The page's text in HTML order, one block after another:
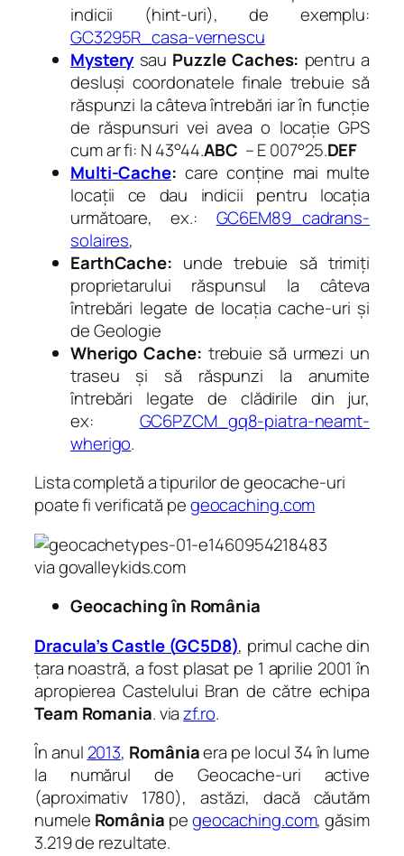
indicii (hint-uri), de exemplu:
GC3295R_casa-vernescu
Mystery sau Puzzle Caches: pentru a
desluși coordonatele finale trebuie să
răspunzi la câteva întrebări iar în funcție
de răspunsuri vei avea o locație GPS
cum ar fi: N 43°44.ABC – E 007°25.DEF
Multi-Cache: care conține mai multe
locații ce dau indicii pentru locația
următoare, ex.: GC6EM89_cadrans-
solaires,
EarthCache: unde trebuie să trimiți
proprietarului răspunsul la câteva
întrebări legate de locația cache-uri și
de Geologie
Wherigo Cache: trebuie să urmezi un
traseu și să răspunzi la anumite
întrebări legate de clădirile din jur,
ex: GC6PZCM_gq8-piatra-neamt-
wherigo.
Lista completă a tipurilor de geocache-uri
poate fi verificată pegeocaching.com
via govalleykids.com
Geocaching în România
Dracula’s Castle (GC5D8), primul cache din
țara noastră, a fost plasat pe 1 aprilie 2001 în
apropierea Castelului Bran de către echipa
Team Romania.viazf.ro.
În anul 2013, Româniaera pe locul 34 în lume
la numărul de Geocache-uri active
(aproximativ 1780), astăzi, dacă căutăm
numele România pegeocaching.com, găsim
3.219 de rezultate.